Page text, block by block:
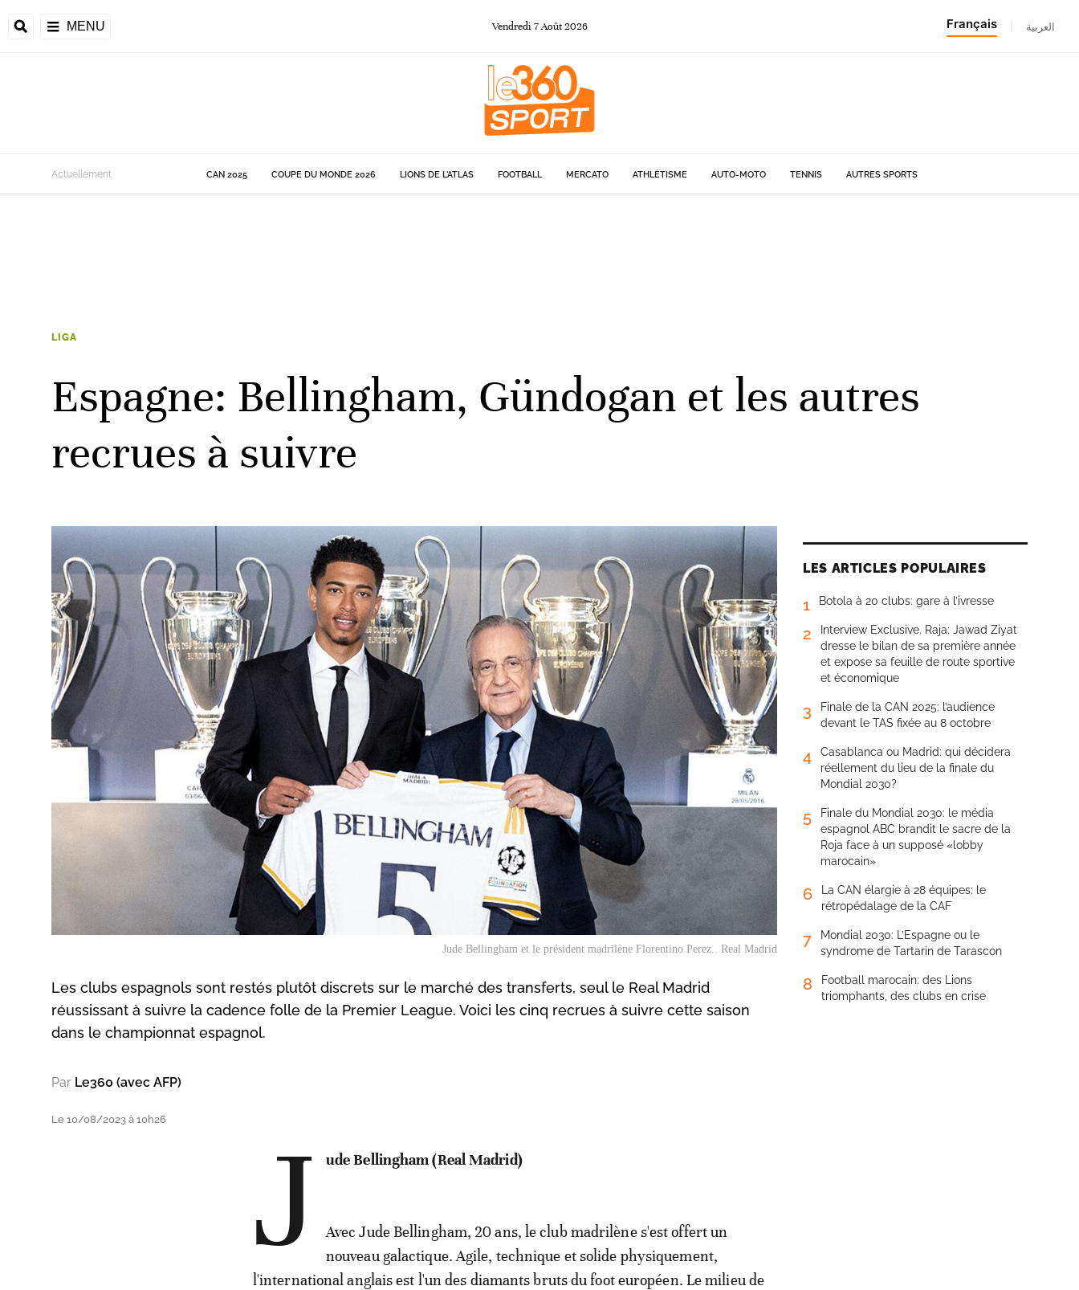
MENU Vendredi 7Août 2026 Français العربية
de la CAF
Actuellement CAN 2025 COUPE DU MONDE 2026 LIONS DE L'ATLAS FOOTBALL MERCATO ATHLÉTISME AUTO-MOTO TENNIS AUTRES SPORTS
LIGA
Espagne: Bellingham, Gündogan et les autres
recrues à suivre
Jude Bellingham et le président madrilène Florentino Perez.. Real Madrid
Les clubs espagnols sont restés plutôt discrets sur le marché des transferts, seul le Real Madrid
réussissant à suivre la cadence folle de la Premier League. Voici les cinq recrues à suivre cette saison
dans le championnat espagnol.
Par Le360 (avec AFP)
Le 10/08/2023 à 10h26 J ude Bellingham (Real Madrid)
Avec Jude Bellingham, 20 ans, le club madrilène s'est offert un
nouveau galactique. Agile, technique et solide physiquement,
l'international anglais est l'un des diamants bruts du foot européen. Le milieu de
LES ARTICLES POPULAIRES
1 Botola à 20 clubs: gare à l’ivresse
2
Interview Exclusive. Raja: Jawad Ziyat
dresse le bilan de sa première année
et expose sa feuille de route sportive
et économique
3
Finale de la CAN 2025: l’audience
devant le TAS fixée au 8 octobre
4
Casablanca ou Madrid: qui décidera
réellement du lieu de la finale du
Mondial 2030?
5
Finale du Mondial 2030: le média
espagnol ABC brandit le sacre de la
Roja face à un supposé «lobby
marocain»
6
La CAN élargie à 28 équipes: le
rétropédalage de la CAF
7
Mondial 2030: L’Espagne ou le
syndrome de Tartarin de Tarascon
8
Football marocain: des Lions
triomphants, des clubs en crise